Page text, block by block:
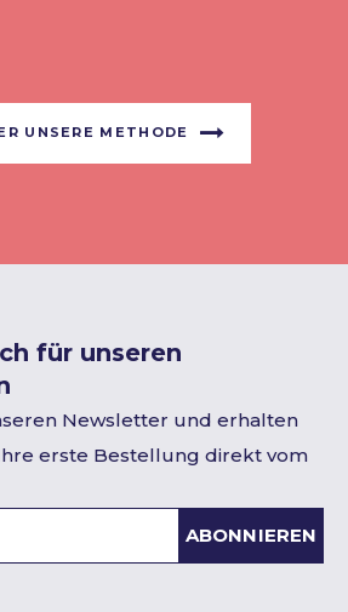
UNSERE METHODE
für unseren
Newsletter und erhalten
erste Bestellung direkt vom
ABONNIEREN